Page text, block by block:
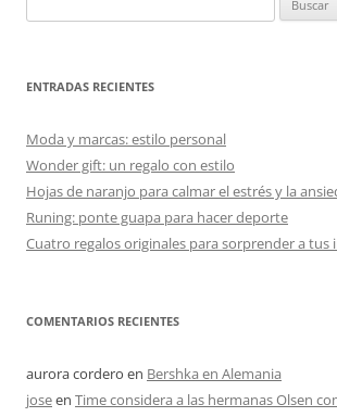
ENTRADAS RECIENTES
Moda y marcas: estilo personal
Wonder gift: un regalo con estilo
Hojas de naranjo para calmar el estrés y la
Runing: ponte guapa para hacer deporte
Cuatro regalos originales para sorprender a tus
COMENTARIOS RECIENTES
aurora cordero en Bershka en Alemania
joseen Time considera a las hermanas Olsen